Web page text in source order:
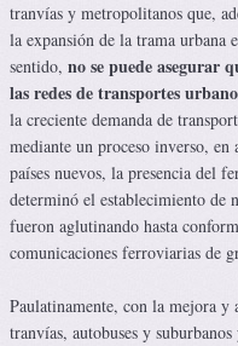
tranvías y metropolitanos que,
la expansión de la trama urbana
sentido, no se puede asegurar
las redes de transportes
la creciente demanda de
mediante un proceso inverso, en
países nuevos, la presencia del
determinó el establecimiento de
fueron aglutinando hasta
comunicaciones ferroviarias de
Paulatinamente, con la mejora y
tranvías, autobuses y